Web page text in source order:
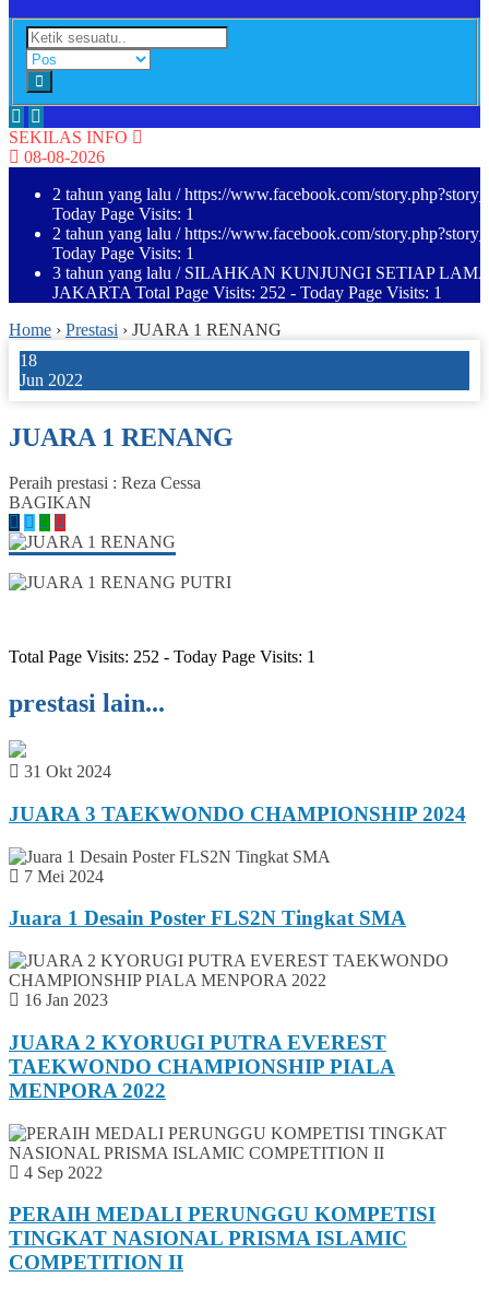
SEKILAS INFO
08-08-2026
2 tahun yang lalu / https://www.facebook.com/
Today Page Visits: 1
2 tahun yang lalu / https://www.facebook.com/
Today Page Visits: 1
3 tahun yang lalu / SILAHKAN KUNJUNGI SETIAP
JAKARTA Total Page Visits: 252 - Today Page Visits: 1
Home › Prestasi › JUARA 1 RENANG
18
Jun 2022
JUARA 1 RENANG
Peraih prestasi : Reza Cessa
BAGIKAN
Total Page Visits: 252 - Today Page Visits: 1
prestasi lain...
31 Okt 2024
JUARA 3 TAEKWONDO CHAMPIONSHIP 2024
7 Mei 2024
Juara 1 Desain Poster FLS2N Tingkat SMA
16 Jan 2023
JUARA 2 KYORUGI PUTRA EVEREST
TAEKWONDO CHAMPIONSHIP PIALA
MENPORA 2022
4 Sep 2022
PERAIH MEDALI PERUNGGU KOMPETISI
TINGKAT NASIONAL PRISMA ISLAMIC
COMPETITION II